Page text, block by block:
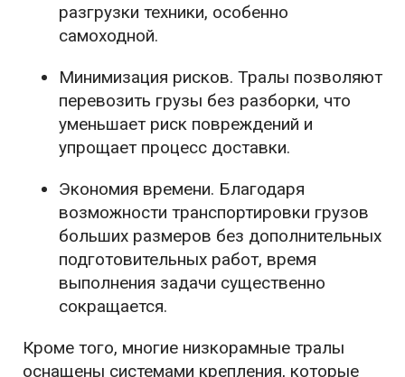
разгрузки техники, особенно
самоходной.
Минимизация рисков. Тралы позволяют
перевозить грузы без разборки, что
уменьшает риск повреждений и
упрощает процесс доставки.
Экономия времени. Благодаря
возможности транспортировки грузов
больших размеров без дополнительных
подготовительных работ, время
выполнения задачи существенно
сокращается.
Кроме того, многие низкорамные тралы
оснащены системами крепления, которые